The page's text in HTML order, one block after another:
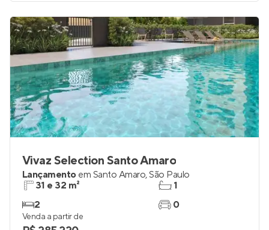
Vivaz Selection Santo Amaro
Lançamento em Santo Amaro,São Paulo
31 e 32 m²
2
1
0
Venda a partir de